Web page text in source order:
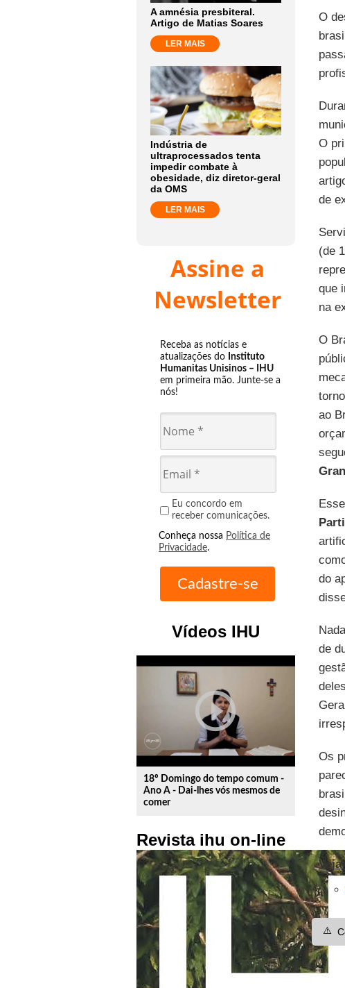
A amnésia presbiteral.
Artigo de Matias Soares
LER MAIS
Indústria de
ultraprocessados tenta
impedir combate à
obesidade, diz diretor-geral
da OMS
LER MAIS
Assine a
Newsletter
Receba as notícias e
atualizações do Instituto
Humanitas Unisinos – IHU
em primeira mão. Junte-se a
nós!
Eu concordo em
receber comunicações.
Conheça nossa Política de
Privacidade.
Vídeos IHU
play_circle_outline
18º Domingo do tempo comum -
Ano A - Dai-lhes vós mesmos de
comer
Revista ihu on-line
O
O
de
(de
que
na
O
ao
do
de
Os
⚠️